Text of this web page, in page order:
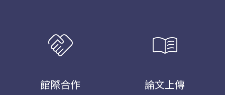
handshake
館際合作
menu_book
論文上傳